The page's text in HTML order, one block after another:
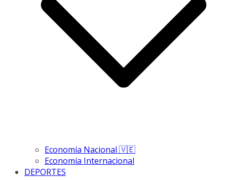
Economía Nacional 🇻🇪
Economía Internacional
DEPORTES